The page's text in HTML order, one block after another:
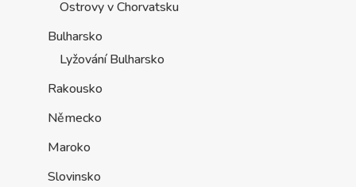
Ostrovy v Chorvatsku
Bulharsko
Lyžování Bulharsko
Rakousko
Německo
Maroko
Slovinsko